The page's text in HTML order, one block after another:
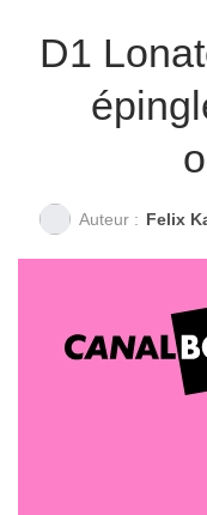
D1
Auteur : Felix